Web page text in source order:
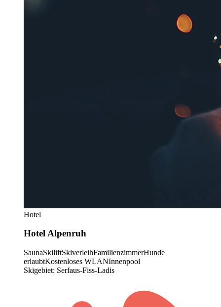
Hotel
Hotel Alpenruh
SaunaSkiliftSkiverleihFamilienzimmerHunde
erlaubtKostenloses WLANInnenpool
Skigebiet: Serfaus-Fiss-Ladis